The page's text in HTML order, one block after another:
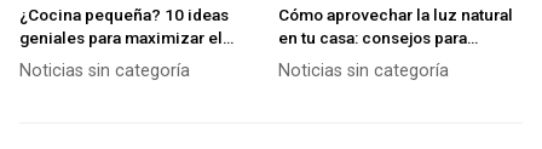
¿Cocina pequeña? 10 ideas
geniales para maximizar el
espacio y el almacenamiento
Noticias sin categoría
Cómo aprovechar la luz natural
en tu casa: consejos para
mejorar la iluminación y el
Noticias sin categoría